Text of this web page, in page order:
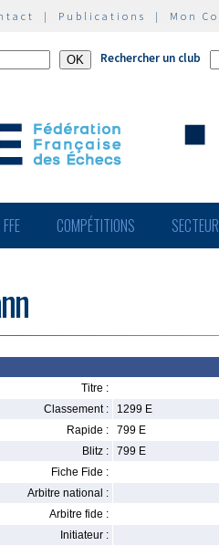
| Publications | Mon
Rechercher un club
FFE COMPÉTITIONS
Titre :
Classement :
1299 E
Rapide :
799 E
Blitz :
799 E
Fiche Fide :
Arbitre national :
Arbitre fide :
Initiateur :